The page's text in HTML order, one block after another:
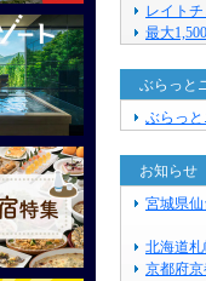
レイト
最大
ぶらっと
ぶらっと
お知らせ
宮城県
北海道
京都府